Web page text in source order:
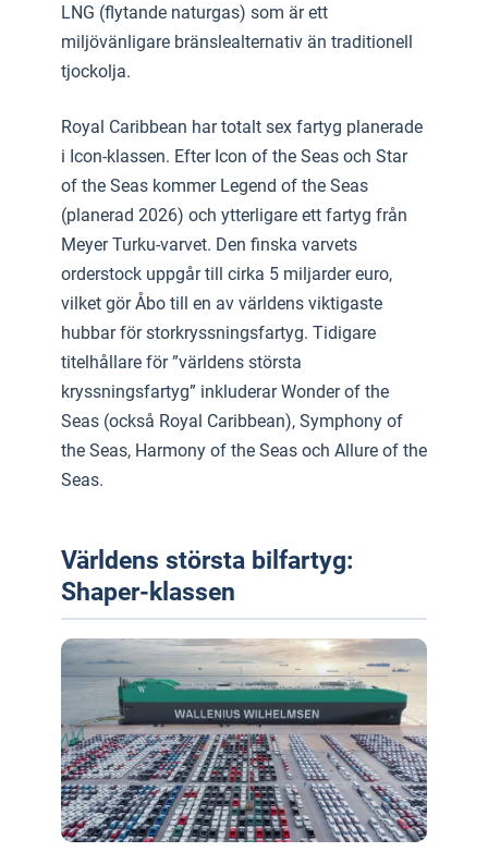
LNG (flytande naturgas) som är ett
miljövänligare bränslealternativ än traditionell
tjockolja.
Royal Caribbean har totalt sex fartyg planerade
i Icon-klassen. Efter Icon of the Seas och Star
of the Seas kommer Legend of the Seas
(planerad 2026) och ytterligare ett fartyg från
Meyer Turku-varvet. Den finska varvets
orderstock uppgår till cirka 5 miljarder euro,
vilket gör Åbo till en av världens viktigaste
hubbar för storkryssningsfartyg. Tidigare
titelhållare för ”världens största
kryssningsfartyg” inkluderar Wonder of the
Seas (också Royal Caribbean), Symphony of
the Seas, Harmony of the Seas och Allure of the
Seas.
Världens största bilfartyg:
Shaper-klassen